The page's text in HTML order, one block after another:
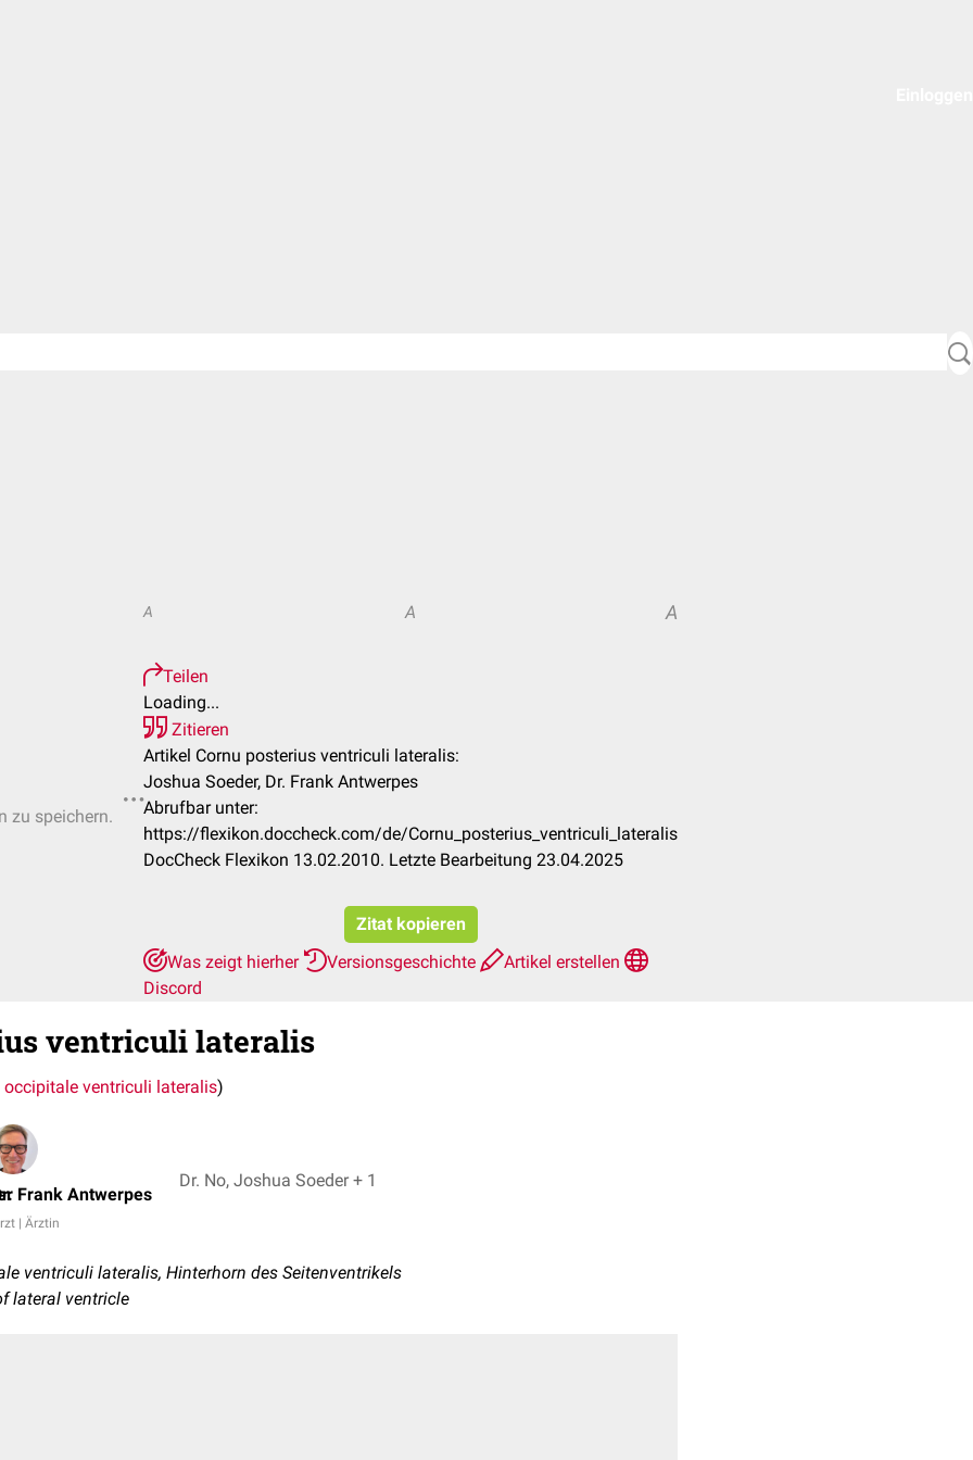
zu speichern.
A A A
Teilen
Loading...
Zitieren
Artikel Cornu posterius ventriculi lateralis:
Joshua Soeder, Dr. Frank Antwerpes
Abrufbar unter:
https://flexikon.doccheck.com/de/Cornu_posterius_ventriculi_lateralis
DocCheck Flexikon 13.02.2010. Letzte Bearbeitung 23.04.2025
Zitat kopieren
Was zeigt hierher
Versionsgeschichte
Artikel erstellen
Discord
ventriculi lateralis
occipitale ventriculi lateralis)
Frank Antwerpes
| Ärztin
Dr. No, Joshua Soeder + 1
ventriculi lateralis, Hinterhorn des Seitenventrikels
lateral ventricle